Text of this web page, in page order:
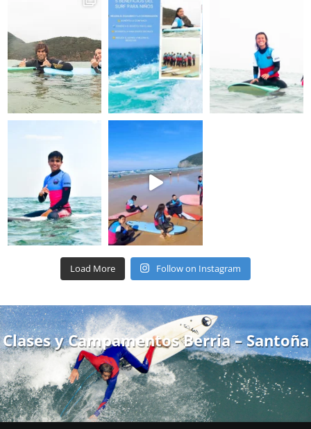
Load More Follow on Instagram
Clases y Campamentos Berria – Santoña